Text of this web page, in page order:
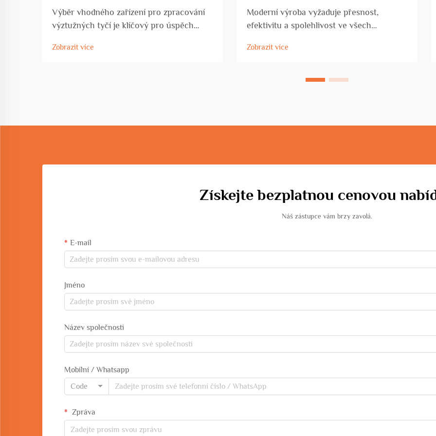
Výběr vhodného zařízení pro zpracování
výztužných tyčí je klíčový pro úspěch
pracujete na komerční výstavbě, rozvoji
Zobrazit více
Moderní výroba vyžaduje přesnost,
efektivitu a spolehlivost ve všech
oceli prošel významnou transformací díky
a to zejména pomocí CNC linek pro
Zobrazit více
Získejte bezplatnou cenovou
Náš zástupce vám brzy zavolá.
E-mail
Jméno
Název společnosti
Mobilní / Whatsapp
Code
Zpráva